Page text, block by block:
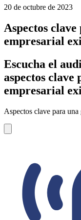
20 de octubre de 2023
Aspectos
empresarial
Escucha el
aspectos clave
empresarial
Aspectos clave para